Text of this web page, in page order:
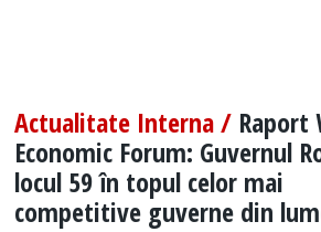
Actualitate Interna / Raport
Economic Forum: Guvernul
locul 59 în topul celor mai
competitive guverne din